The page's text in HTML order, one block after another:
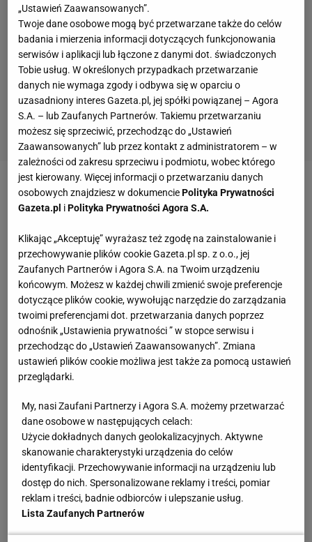
Zobacz wideoDaria Abramowicz wciąż pomaga
Idze Świątek? Ferszter: Powinna się wytłumaczyć
przed dziennikarzami
Fibak przy 1:6, 0:2 sięgnął po telefon. "Wydawało
się, że jest beznadziejnie"
Gdy tylko zadzwoniłam do Fibaka, to byłam pewna,
że - tradycyjnie po ważnych występach polskich
tenisistów - jest zasypywany telefonami
wiele osób próbowało się z nim kontaktować także z
innego powodu – wyborów prezydenckich. Ale
oczywiście oglądał on spotkanie walczącej o piąty w
karierze triumf w Paryżu 24-latki z Raszyna. Mało
tego – mimo ostatnich trudnych miesięcy - już przed
rozpoczęciem tego turnieju był przekonany, że go
wygra. Postawił nawet na jej zwycięstwo – w
„Ustawień Zaawansowanych”.
Twoje dane osobowe mogą być przetwarzane także do celów
badania i mierzenia informacji dotyczących funkcjonowania
serwisów i aplikacji lub łączone z danymi dot. świadczonych
Tobie usług. W określonych przypadkach przetwarzanie
danych nie wymaga zgody i odbywa się w oparciu o
uzasadniony interes Gazeta.pl, jej spółki powiązanej – Agora
S.A. – lub Zaufanych Partnerów. Takiemu przetwarzaniu
możesz się sprzeciwić, przechodząc do „Ustawień
Zaawansowanych” lub przez kontakt z administratorem – w
zależności od zakresu sprzeciwu i podmiotu, wobec którego
jest kierowany. Więcej informacji o przetwarzaniu danych
osobowych znajdziesz w dokumenciePolityka Prywatności
Gazeta.pl iPolityka Prywatności Agora S.A.
Klikając „Akceptuję” wyrażasz też zgodę na zainstalowanie i
przechowywanie plików cookie Gazeta.pl sp. z o.o., jej
Zaufanych Partnerów i Agora S.A. na Twoim urządzeniu
końcowym. Możesz w każdej chwili zmienić swoje preferencje
dotyczące plików cookie, wywołując narzędzie do zarządzania
twoimi preferencjami dot. przetwarzania danych poprzez
odnośnik „Ustawienia prywatności ” w stopce serwisu i
przechodząc do „Ustawień Zaawansowanych”. Zmiana
ustawień plików cookie możliwa jest także za pomocą ustawień
przeglądarki.
My, nasi Zaufani Partnerzy i Agora S.A. możemy przetwarzać
dane osobowe w następujących celach:
Użycie dokładnych danych geolokalizacyjnych. Aktywne
skanowanie charakterystyki urządzenia do celów
identyfikacji. Przechowywanie informacji na urządzeniu lub
dostęp do nich. Spersonalizowane reklamy i treści, pomiar
reklam i treści, badnie odbiorców i ulepszanie usług.
Lista Zaufanych Partnerów